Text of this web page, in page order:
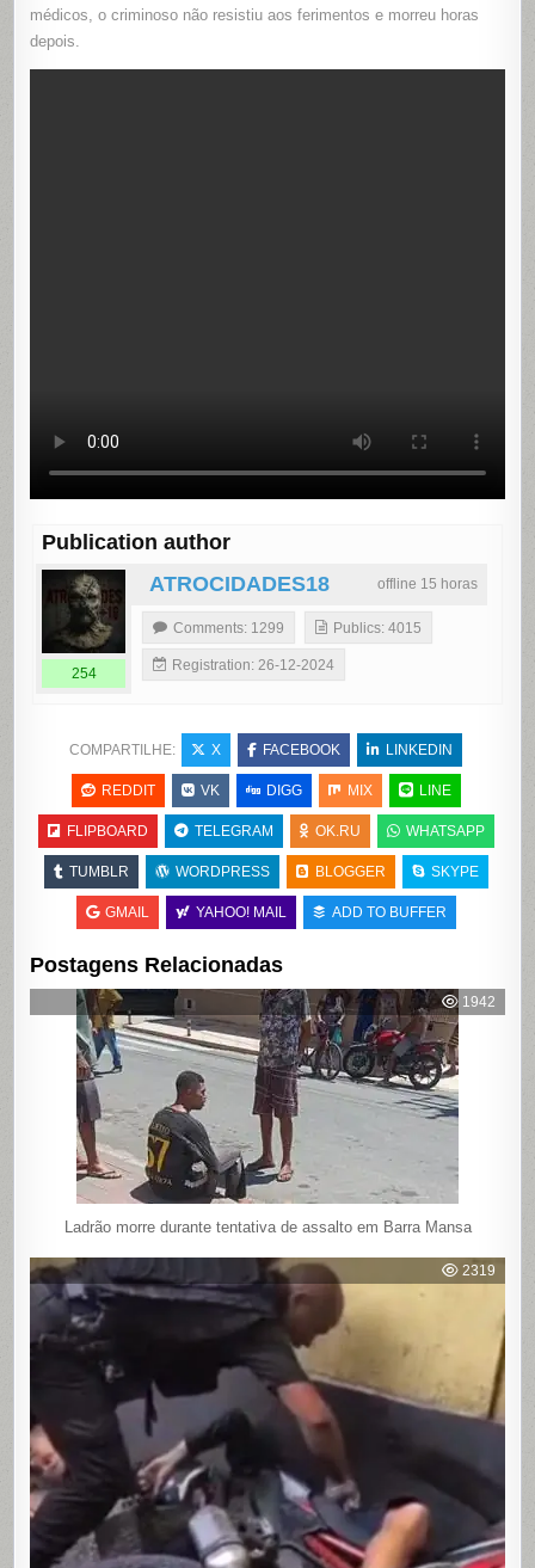
médicos, o criminoso não resistiu aos ferimentos e morreu horas
depois.
Publication author
offline 15 horas
ATROCIDADES18
254
Comments: 1299 Publics: 4015
Registration: 26-12-2024
COMPARTILHE: X FACEBOOK LINKEDIN
REDDIT VK DIGG MIX LINE
FLIPBOARD TELEGRAM OK.RU WHATSAPP
TUMBLR WORDPRESS BLOGGER SKYPE
GMAIL YAHOO! MAIL ADD TO BUFFER
Postagens Relacionadas
1942
Ladrão morre durante tentativa de assalto em Barra Mansa
2319